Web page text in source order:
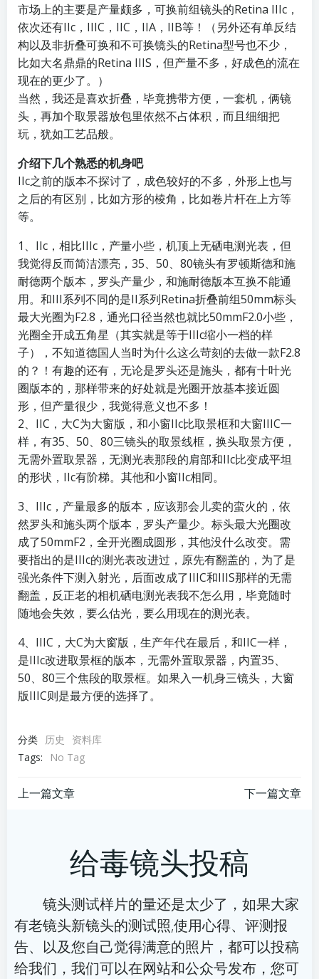
市场上的主要是产量颇多，可换前组镜头的Retina IIIc，
依次还有IIc，IIIC，IIC，IIA，IIB等！（另外还有单反结
构以及非折叠可换和不可换镜头的Retina型号也不少，
比如大名鼎鼎的Retina IIIS，但产量不多，好成色的流在
现在的更少了。）
当然，我还是喜欢折叠，毕竟携带方便，一套机，俩镜
头，再加个取景器放包里依然不占体积，而且细细把
玩，犹如工艺品般。
介绍下几个熟悉的机身吧
IIc之前的版本不探讨了，成色较好的不多，外形上也与
之后的有区别，比如方形的棱角，比如卷片杆在上方等
等。
1、IIc，相比IIIc，产量小些，机顶上无硒电测光表，但
我觉得反而简洁漂亮，35、50、80镜头有罗顿斯德和施
耐德两个版本，罗头产量少，和施耐德版本互换不能通
用。和III系列不同的是II系列Retina折叠前组50mm标头
最大光圈为F2.8，通光口径当然也就比50mmF2.0小些，
光圈全开成五角星（其实就是等于IIIc缩小一档的样
子），不知道德国人当时为什么这么苛刻的去做一款F2.8
的？！有趣的还有，无论是罗头还是施头，都有十叶光
圈版本的，那样带来的好处就是光圈开放基本接近圆
形，但产量很少，我觉得意义也不多！
2、IIC，大C为大窗版，和小窗IIc比取景框和大窗IIIC一
样，有35、50、80三镜头的取景线框，换头取景方便，
无需外置取景器，无测光表那段的肩部和IIc比变成平坦
的形状，IIc有阶梯。其他和小窗IIc相同。
3、IIIc，产量最多的版本，应该那会儿卖的蛮火的，依
然罗头和施头两个版本，罗头产量少。标头最大光圈改
成了50mmF2，全开光圈成圆形，其他没什么改变。需
要指出的是IIIc的测光表改进过，原先有翻盖的，为了是
强光条件下测入射光，后面改成了IIIC和IIIS那样的无需
翻盖，反正老的相机硒电测光表我不怎么用，毕竟随时
随地会失效，要么估光，要么用现在的测光表。
4、IIIC，大C为大窗版，生产年代在最后，和IIC一样，
是IIIc改进取景框的版本，无需外置取景器，内置35、
50、80三个焦段的取景框。如果入一机身三镜头，大窗
版IIIC则是最方便的选择了。
分类 历史
资料库
Tags:
No Tag
文
航
上一篇文章
导
航
下一篇文章
给毒镜头投稿
镜头测试样片的量还是太少了，如果大家
有老镜头新镜头的测试照,使用心得、评测报
告、以及您自己觉得满意的照片，都可以投稿
给我们，我们可以在网站和公众号发布，您可